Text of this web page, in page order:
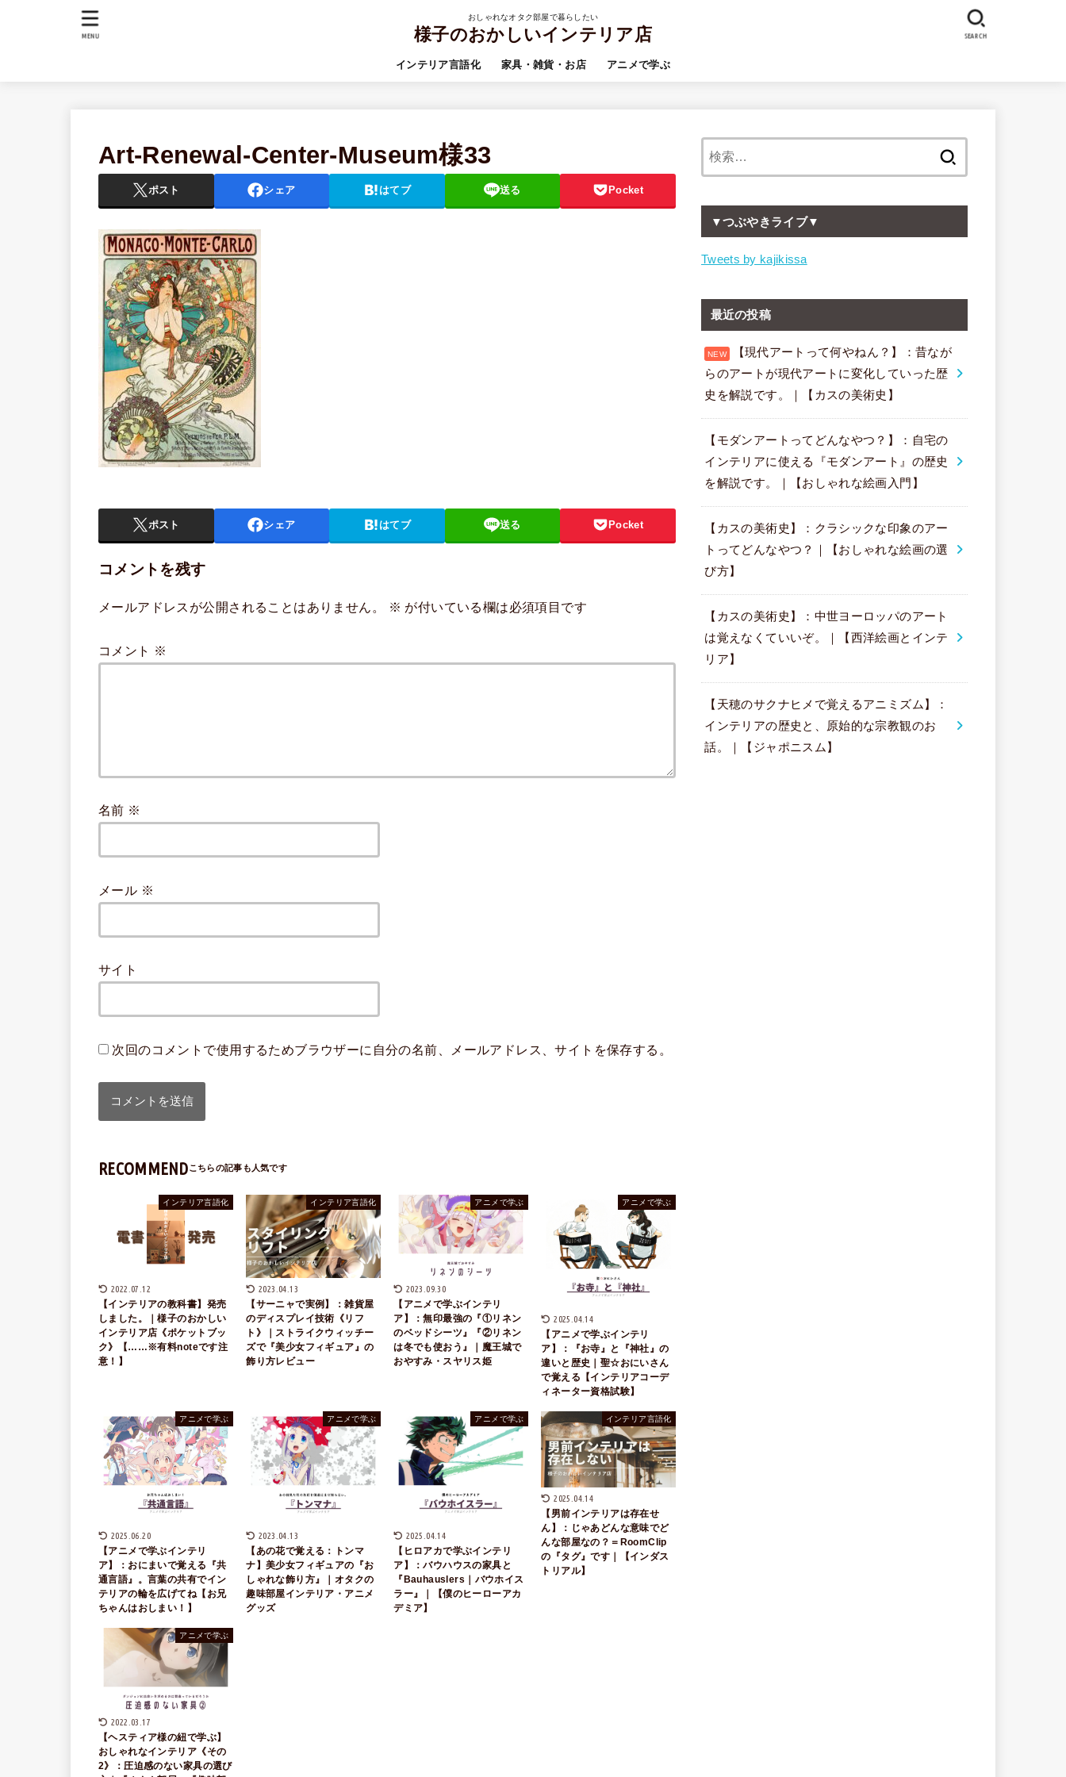
おしゃれなオタク部屋で暮らしたい
様子のおかしいインテリア店
インテリア言語化 家具・雑貨・お店 アニメで学ぶ
SEARCH
MENU
Art-Renewal-Center-Museum様33
ポスト シェア はてブ 送る Pocket
ポスト シェア はてブ 送る Pocket
コメントを残す
メールアドレスが公開されることはありません。 ※ が付いている欄は必須項目です
コメント ※
名前 ※
メール ※
サイト
次回のコメントで使用するためブラウザーに自分の名前、メールアドレス、サイトを保存する。
RECOMMEND
インテリア言語化
2022.07.12
【インテリアの教科書】発売
しました。｜様子のおかしい
インテリア店《ポケットブッ
ク》【……※有料noteです注
意！】
インテリア言語化
2023.04.13
【サーニャで実例】：雑貨屋
のディスプレイ技術《リフ
ト》｜ストライクウィッチー
ズで『美少女フィギュア』の
飾り方レビュー
アニメで学ぶ
2023.09.30
【アニメで学ぶインテリ
ア】：無印最強の『①リネン
のベッドシーツ』『②リネン
は冬でも使おう』｜魔王城で
おやすみ・スヤリス姫
アニメで学ぶ
2025.04.14
【アニメで学ぶインテリ
ア】：『お寺』と『神社』の
違いと歴史｜聖☆おにいさん
で覚える【インテリアコーデ
ィネーター資格試験】
アニメで学ぶ
2025.06.20
【アニメで学ぶインテリ
ア】：おにまいで覚える『共
通言語』。言葉の共有でイン
テリアの輪を広げてね【お兄
ちゃんはおしまい！】
アニメで学ぶ
2023.04.13
【あの花で覚える：トンマ
ナ】美少女フィギュアの『お
しゃれな飾り方』｜オタクの
趣味部屋インテリア・アニメ
グッズ
アニメで学ぶ
2025.04.14
【ヒロアカで学ぶインテリ
ア】：バウハウスの家具と
『Bauhauslers｜バウホイス
ラー』｜【僕のヒーローアカ
デミア】
インテリア言語化
2025.04.14
【男前インテリアは存在せ
ん】：じゃあどんな意味でど
んな部屋なの？＝RoomClip
の『タグ』です｜【インダス
トリアル】
アニメで学ぶ
2022.03.17
【ヘスティア様の紐で学ぶ】
おしゃれなインテリア《その
2》：圧迫感のない家具の選び
▼つぶやきライブ▼
Tweets by kajikissa
最近の投稿
【現代アートって何やねん？】：昔なが
らのアートが現代アートに変化していった歴
史を解説です。｜【カスの美術史】
【モダンアートってどんなやつ？】：自宅の
インテリアに使える『モダンアート』の歴史
を解説です。｜【おしゃれな絵画入門】
【カスの美術史】：クラシックな印象のアー
トってどんなやつ？｜【おしゃれな絵画の選
び方】
【カスの美術史】：中世ヨーロッパのアート
は覚えなくていいぞ。｜【西洋絵画とインテ
リア】
【天穂のサクナヒメで覚えるアニミズム】：
インテリアの歴史と、原始的な宗教観のお
話。｜【ジャポニスム】